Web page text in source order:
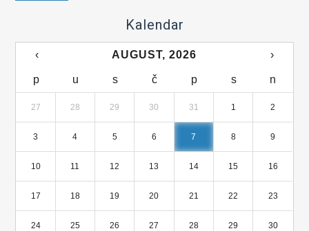
Kalendar
‹ AUGUST, 2026 ›
p u s č p s n
27 28 29 30 31 1 2
3 4 5 6 7 8 9
10 11 12 13 14 15 16
17 18 19 20 21 22 23
24 25 26 27 28 29 30